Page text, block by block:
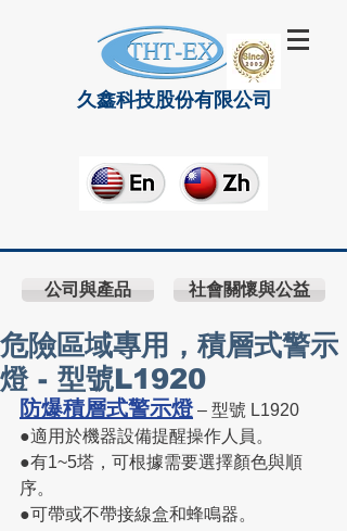
久鑫科技股份有限公司
公司與產品 社會關懷與公益
危險區域專用，積層式警示
燈 - 型號L1920
防爆積層式警示燈 – 型號 L1920
●適用於機器設備提醒操作人員。
●有1~5塔，可根據需要選擇顏色與順
序。
●可帶或不帶接線盒和蜂鳴器。